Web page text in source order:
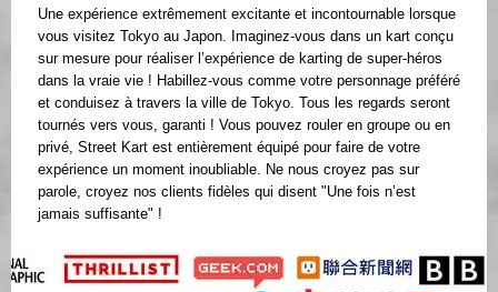
Une expérience extrêmement excitante et incontournable lorsque
vous visitez Tokyo au Japon. Imaginez-vous dans un kart conçu
sur mesure pour réaliser l’expérience de karting de super-héros
dans la vraie vie ! Habillez-vous comme votre personnage préféré
et conduisez à travers la ville de Tokyo. Tous les regards seront
tournés vers vous, garanti ! Vous pouvez rouler en groupe ou en
privé, Street Kart est entièrement équipé pour faire de votre
expérience un moment inoubliable. Ne nous croyez pas sur
parole, croyez nos clients fidèles qui disent "Une fois n’est
jamais suffisante" !